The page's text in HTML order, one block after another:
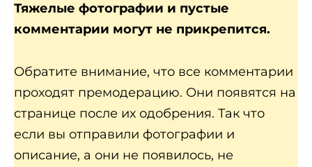
Тяжелые фотографии и пустые
комментарии могут не прикрепится.
Обратите внимание, что все комментарии
проходят премодерацию. Они появятся на
странице после их одобрения. Так что
если вы отправили фотографии и
описание, а они не появилось, не